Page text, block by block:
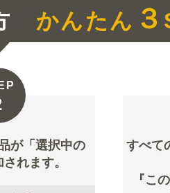
かんたん ３
が「選択中の
れます。
すべて
『こ